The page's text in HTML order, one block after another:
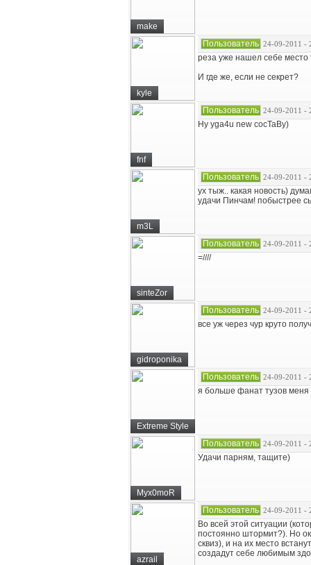
make
kyle
Пользователь 24-09-2011 -
реза уже нашел себе место
И где же, если не секрет?
fnf
Пользователь 24-09-2011 -
Hy yga4u new cocTaBy)
m3L
Пользователь 24-09-2011 -
ух тыж.. какая новость)
удачи Пинчам! побыстрее
sinteZor
Пользователь 24-09-2011 -
=////
gidroponika
Пользователь 24-09-2011 -
все уж через чур круто
Extreme Style
Пользователь 24-09-2011 -
я больше фанат тузов
Myx0moR
Пользователь 24-09-2011 -
Удачи парням, тащите)
azrail
Пользователь 24-09-2011 -
Во всей этой ситуации
постоянно штормит?). Но
сквиз), и на их место
создадут себе любимым